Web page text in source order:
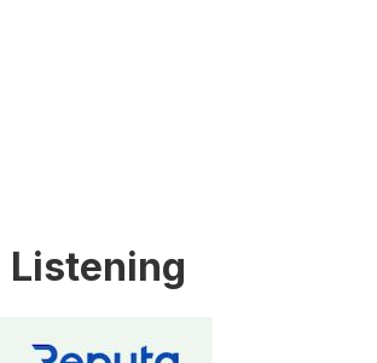
Listening